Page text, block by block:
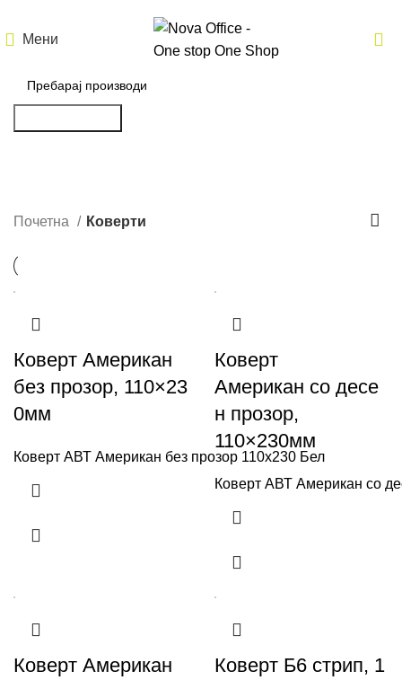
Мени
Почетна Коверти
Коверт Американ
без прозор, 110×23
0мм
Коверт АВТ Американ без прозор 110x230 Бел
Коверт
Американ со десе
н прозор,
110×230мм
Коверт АВТ Американ со
Коверт Американ
Коверт Б6 стрип, 1